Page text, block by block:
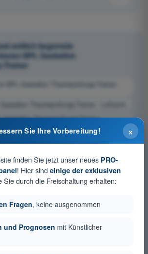
zeitlich begrenzte
BPL Gasballon
Trainer
BPL Gasballon Theorieprüfungs-Trainer -
Theorieprüfungs-Trainer - Luftrecht
Theorieprüfungs-Trainer -
×
Sie Ihre Vorbereitung!
finden Sie jetzt unser neues PRO-
! Hier sind einige der exklusiven
Sie durch die Freischaltung erhalten:
Fragen, keine ausgenommen
und Prognosen mit Künstlicher